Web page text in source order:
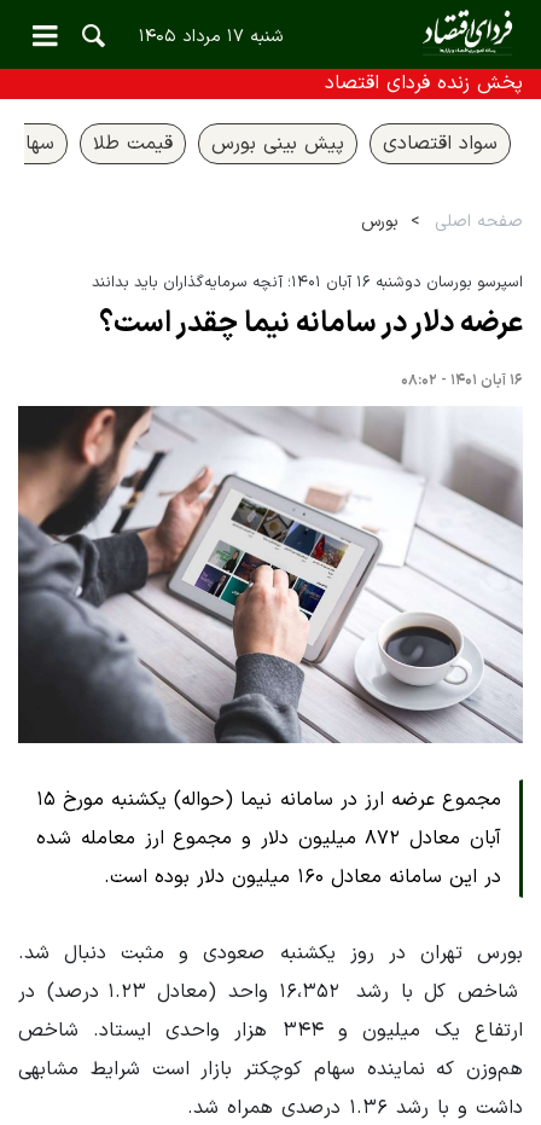
شنبه ۱۷ مرداد ۱۴۰۵
پخش زنده فردای اقتصاد
سواد اقتصادی پیش بینی بورس قیمت طلا سهام
صفحه اصلی بورس
اسپرسو بورسان دوشنبه ۱۶ آبان ۱۴۰۱؛ آنچه سرمایه‌گذاران باید بدانند
عرضه دلار در سامانه نیما چقدر است؟
۱۶ آبان ۱۴۰۱ - ۰۸:۰۲
مجموع عرضه ارز در سامانه نیما (حواله) یکشنبه مورخ ۱۵
آبان معادل ۸۷۲ میلیون دلار و مجموع ارز معامله شده
در این سامانه معادل ۱۶۰ میلیون دلار بوده است.
بورس تهران در روز یکشنبه صعودی و مثبت دنبال شد.
شاخص کل با رشد ۱۶،۳۵۲ واحد (معادل ۱.۲۳ درصد) در
ارتفاع یک میلیون و ۳۴۴ هزار واحدی ایستاد. شاخص
هم‌وزن که نماینده سهام کوچکتر بازار است شرایط مشابهی
داشت و با رشد ۱.۳۶ درصدی همراه شد.